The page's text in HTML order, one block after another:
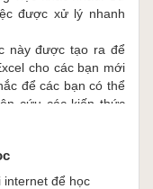
được xử lý nhanh
này được tạo ra để
cho các bạn mới
để các bạn có thể
cứu các kiến thức
viên giàu kinh
nước - anh Nguyễn
internet để học